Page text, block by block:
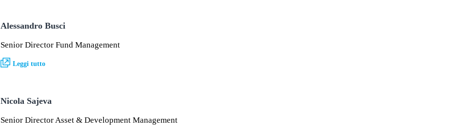
Alessandro Busci
Senior Director Fund Management
Leggi tutto
Nicola Sajeva
Senior Director Asset & Development Management